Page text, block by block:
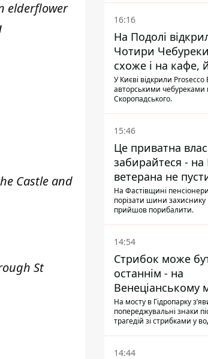
elderflower
Castle and
St
ЗСУ", втім, це виявилося
16:16
На Подолі
Чотири
схоже і на кафе,
фастфуд
У Києві відкрили Prosecco
авторськими чебуреками
Скоропадського.
15:46
Це приватна
забирайтеся - на
ветерана не
рибу в озері
На Фастівщині
порізати шини
прийшов порибалити.
14:54
Стрибок може
останнім - на
Венеціанському
Гідропарку
таблички для
На мосту в Гідропарку
попереджувальні знаки
трагедій зі стрибками у
14:44